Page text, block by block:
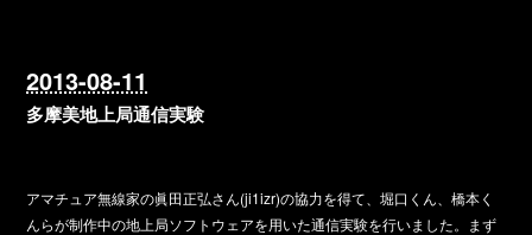
2013-08-11
多摩美地上局通信実験
アマチュア無線家の眞田正弘さん(ji1izr)の協力を得て、堀口くん、橋本く
んらが制作中の地上局ソフトウェアを用いた通信実験を行いました。まず